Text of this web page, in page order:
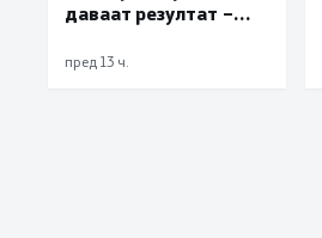
даваат резултат –
историски најниско
пред 13 ч.